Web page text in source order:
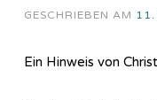
GESCHRIEBEN AM
Ein Hinweis von